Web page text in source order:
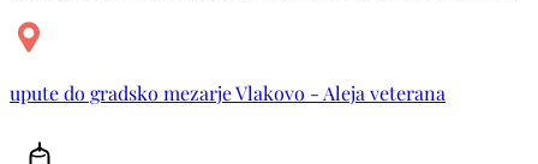
upute do gradsko mezarje Vlakovo - Aleja veterana